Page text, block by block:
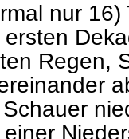
nur 16)
Regen,